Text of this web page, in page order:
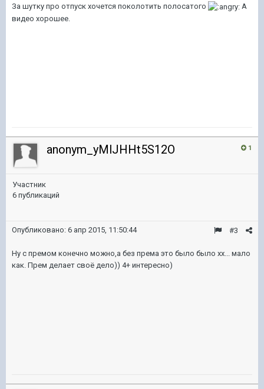
За шутку про отпуск хочется поколотить полосатого
А
видео хорошее.
1
anonym_yMlJHHt5S12O
Участник
6 публикаций
#3
Опубликовано: 6 апр 2015, 11:50:44
Ну с премом конечно можно,а без према это было было хх... мало
как. Прем делает своё дело)) 4+ интересно)